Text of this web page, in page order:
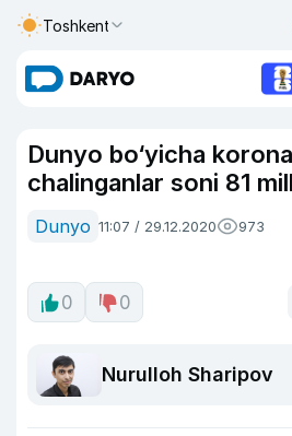
Toshkent
Dunyo bo‘yicha
chalinganlar soni 81
Dunyo 11:07 / 29.12.2020 973
0 0
Nurulloh Sharipov